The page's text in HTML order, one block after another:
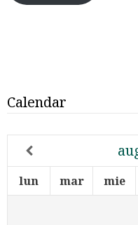
Calendar
lun mar mie